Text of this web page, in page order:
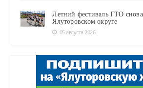
Летний фестиваль ГТО
Ялуторовском округе
05 августа 2026